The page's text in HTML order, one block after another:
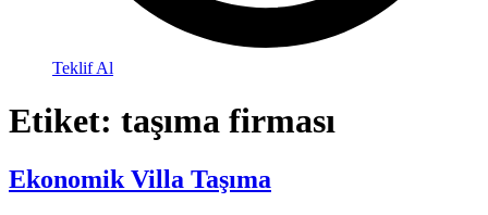
Teklif Al
Etiket: taşıma firması
Ekonomik Villa Taşıma